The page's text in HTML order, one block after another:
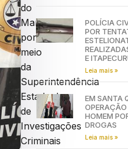
do
Maranhão,
por
meio
da
Superintendência
Estadual
de
Investigações
Criminais
POLÍCIA
POR
E
Leia mais »
EM SANTA
HOMEM
DROGAS
Leia mais »